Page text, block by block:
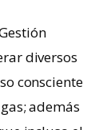
diversos
consciente
además